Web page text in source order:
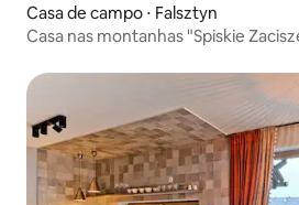
Casa de campo ⋅ Falsztyn
Casa nas montanhas "Spiskie